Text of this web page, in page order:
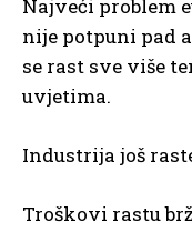
Najveći problem
nije potpuni pad
se rast sve više
uvjetima.
Industrija još
Troškovi rastu